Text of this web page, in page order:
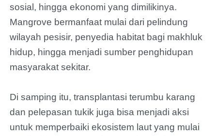
sosial, hingga ekonomi yang dimilikinya.
Mangrove bermanfaat mulai dari pelindung
wilayah pesisir, penyedia habitat bagi makhluk
hidup, hingga menjadi sumber penghidupan
masyarakat sekitar.
Di samping itu, transplantasi terumbu karang
dan pelepasan tukik juga bisa menjadi aksi
untuk memperbaiki ekosistem laut yang mulai